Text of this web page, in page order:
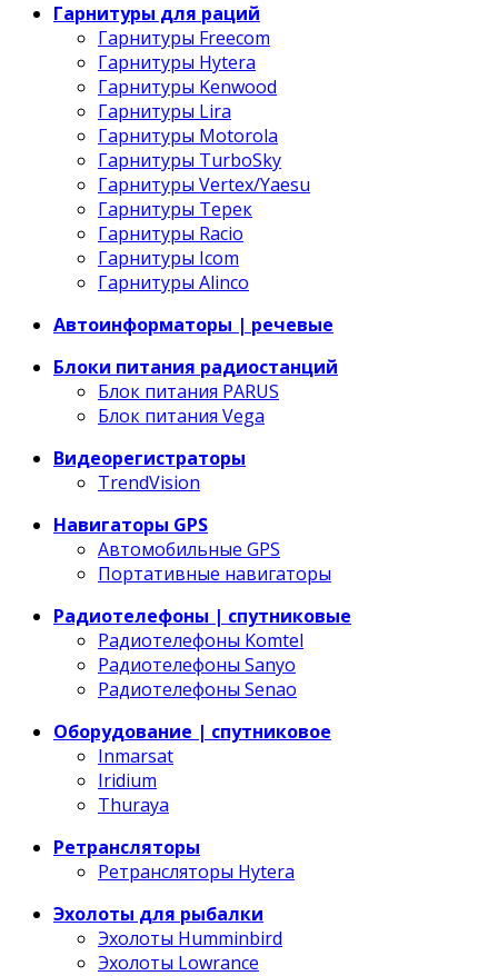
Гарнитуры для раций
Гарнитуры Freecom
Гарнитуры Hytera
Гарнитуры Kenwood
Гарнитуры Lira
Гарнитуры Motorola
Гарнитуры TurboSky
Гарнитуры Vertex/Yaesu
Гарнитуры Терек
Гарнитуры Racio
Гарнитуры Icom
Гарнитуры Alinco
Автоинформаторы | речевые
Блоки питания радиостанций
Блок питания PARUS
Блок питания Vega
Видеорегистраторы
TrendVision
Навигаторы GPS
Автомобильные GPS
Портативные навигаторы
Радиотелефоны | спутниковые
Радиотелефоны Komtel
Радиотелефоны Sanyo
Радиотелефоны Senao
Оборудование | спутниковое
Inmarsat
Iridium
Thuraya
Ретрансляторы
Ретрансляторы Hytera
Эхолоты для рыбалки
Эхолоты Humminbird
Эхолоты Lowrance